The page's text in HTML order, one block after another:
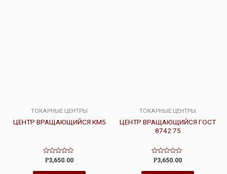
ТОКАРНЫЕ ЦЕНТРЫ
ЦЕНТР ВРАЩАЮЩИЙСЯ КМ5
Оценка
из
Р3,650.00
ТОКАРНЫЕ ЦЕНТРЫ
ЦЕНТР ВРАЩАЮЩИЙСЯ ГОСТ
8742 75
Оценка
из
Р3,650.00